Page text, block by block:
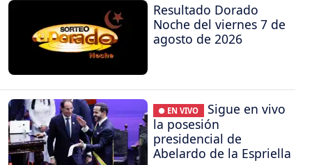
Resultado Dorado
Noche del viernes 7 de
agosto de 2026
● EN VIVO
Sigue en vivo
la posesión
presidencial de
Abelardo de la Espriella